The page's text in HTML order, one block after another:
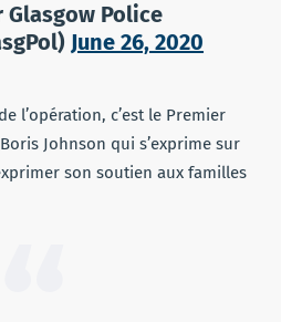
Police
June 26, 2020
l’opération, c’est le Premier
Johnson qui s’exprime sur
son soutien aux familles